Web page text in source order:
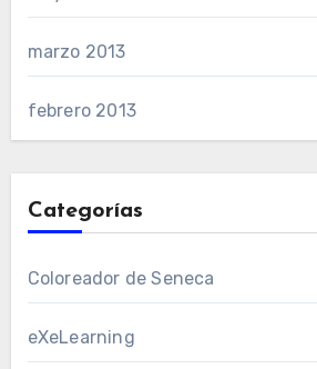
marzo 2013
febrero 2013
Categorías
Coloreador de Seneca
eXeLearning